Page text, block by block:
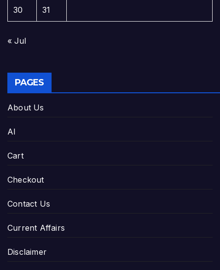
30 31
« Jul
PAGES
About Us
AI
Cart
Checkout
Contact Us
Current Affairs
Disclaimer